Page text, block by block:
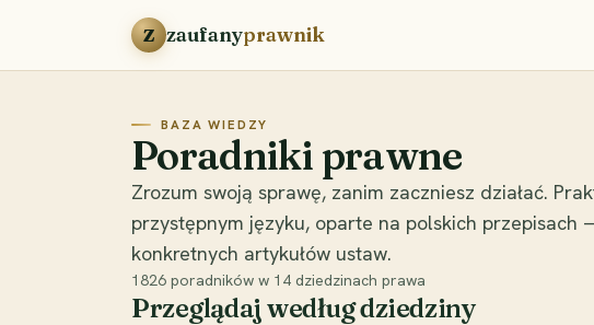
Przejdź do treści
Z zaufanyprawnik
BAZA WIEDZY
Poradniki prawne
Zrozum swoją sprawę, zanim zaczniesz działać.
przystępnym języku, oparte na polskich przepisach
konkretnych artykułów ustaw.
1826 poradników w 14 dziedzinach prawa
Przeglądaj według dziedziny